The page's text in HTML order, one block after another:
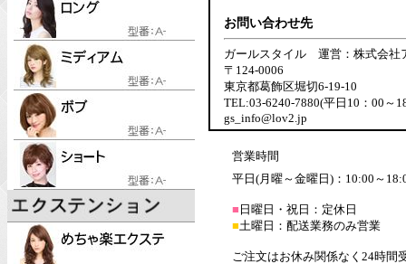
お問い合わせ先
ガールスタイル 運営：株式会社
〒124-0006
東京都葛飾区堀切6-19-10
TEL:03-6240-7880(平日10：00～
gs_info@lov2.jp
営業時間
平日(月曜～金曜日)：10:00～
■ 日曜日・祝日：定休日
■土曜日：配送業務のみ営業
ご注文はお休み関係なく24時間